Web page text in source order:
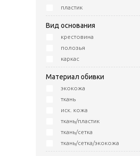
пластик
Вид основания
крестовина
полозья
каркас
Материал обивки
экокожа
ткань
иск. кожа
ткань/пластик
ткань/сетка
ткань/сетка/экокожа